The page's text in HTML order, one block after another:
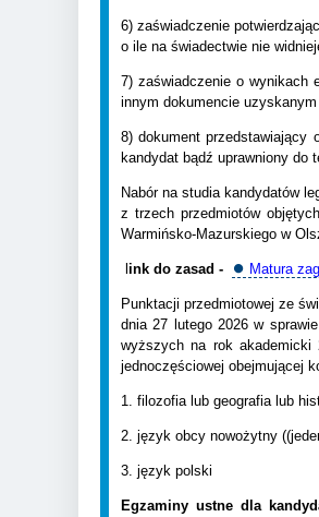
6) zaświadczenie
o ile na świadectwie nie
7) zaświadczenie o wynikach
innym dokumencie
8) dokument przedstawiający
kandydat bądź uprawniony do
Nabór na studia kandydatów
z trzech przedmiotów
Warmińsko-Mazurskiego w
ink do zasad - ⏺️ Matura
Punktacji przedmiotowej ze
dnia 27 lutego 2026 w
wyższych na rok akademicki
jednoczęściowej obejmującej
1. filozofia lub geografia lub
2. język obcy nowożytny (
3. język polski
Egzaminy ustne dla